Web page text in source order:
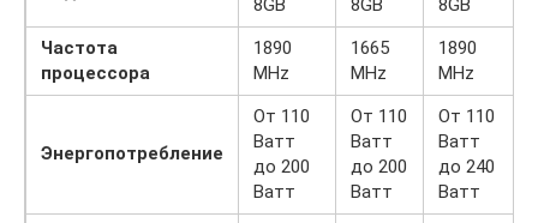
8GB
8GB
8GB
Частота
процессора
1890
MHz
1665
MHz
1890
MHz
Энергопотребление
От 110
Ватт
до 200
Ватт
От 110
Ватт
до 200
Ватт
От 110
Ватт
до 240
Ватт